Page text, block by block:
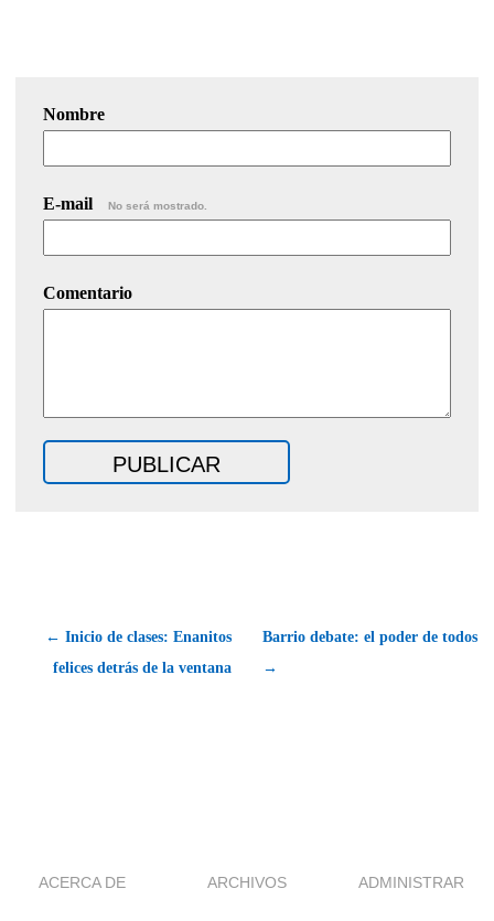
Nombre
E-mail No será mostrado.
Comentario
← Inicio de clases: Enanitos
felices detrás de la ventana
Barrio debate: el poder de todos
→
ACERCA DE ARCHIVOS ADMINISTRAR